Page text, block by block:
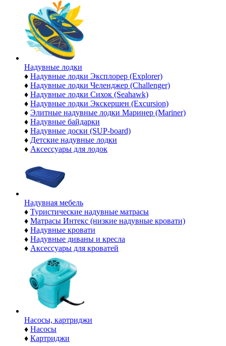
Надувные лодки
♦ Надувные лодки Эксплорер (Explorer)
♦ Надувные лодки Челенджер (Challenger)
♦ Надувные лодки Сихок (Seahawk)
♦ Надувные лодки Экскершен (Excursion)
♦ Элитные надувные лодки Маринер (Mariner)
♦ Надувные байдарки
♦ Надувные доски (SUP-board)
♦ Детские надувные лодки
♦ Аксессуары для лодок
Надувная мебель
♦ Туристические надувные матрасы
♦ Матрасы Интекс (низкие надувные кровати)
♦ Надувные кровати
♦ Надувные диваны и кресла
♦ Аксессуары для кроватей
Насосы, картриджи
♦ Насосы
♦ Картриджи